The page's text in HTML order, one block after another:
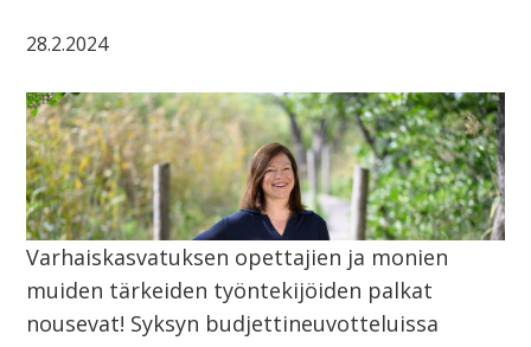
28.2.2024
Varhaiskasvatuksen opettajien ja monien
muiden tärkeiden työntekijöiden palkat
nousevat! Syksyn budjettineuvotteluissa